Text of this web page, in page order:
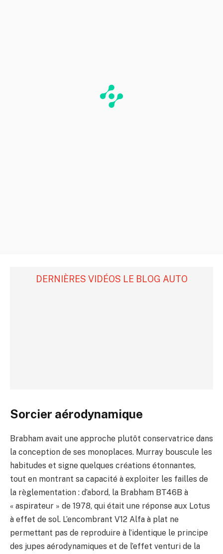
DERNIÈRES VIDÉOS LE BLOG AUTO
Sorcier aérodynamique
Brabham avait une approche plutôt conservatrice dans
la conception de ses monoplaces. Murray bouscule les
habitudes et signe quelques créations étonnantes,
tout en montrant sa capacité à exploiter les failles de
la règlementation : d’abord, la Brabham BT46B à
« aspirateur » de 1978, qui était une réponse aux Lotus
à effet de sol. L’encombrant V12 Alfa à plat ne
permettant pas de reproduire à l’identique le principe
des jupes aérodynamiques et de l’effet venturi de la